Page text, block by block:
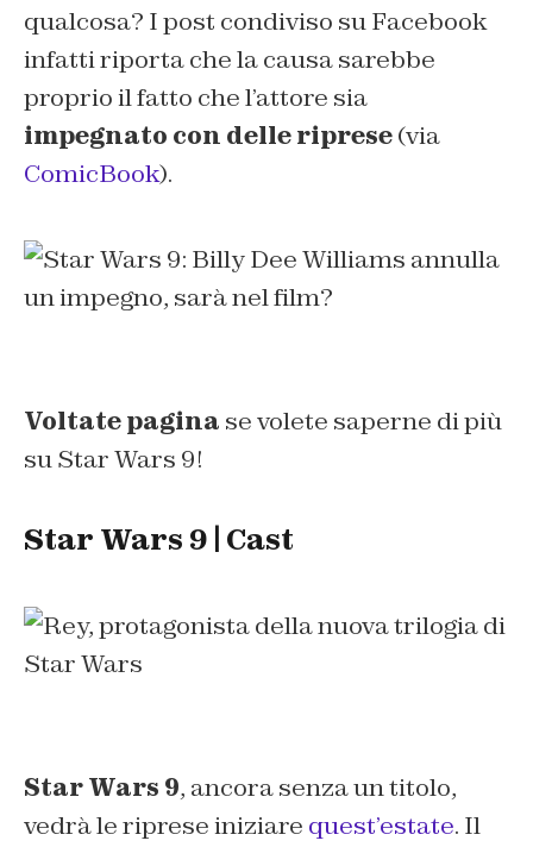
qualcosa? I post condiviso su Facebook
infatti riporta che la causa sarebbe
proprio il fatto che l’attore sia
impegnato con delle riprese(via
ComicBook).
Voltate pagina se volete saperne di più
su Star Wars 9!
Star Wars 9 | Cast
Star Wars 9, ancora senza un titolo,
vedrà le riprese iniziare quest’estate. Il